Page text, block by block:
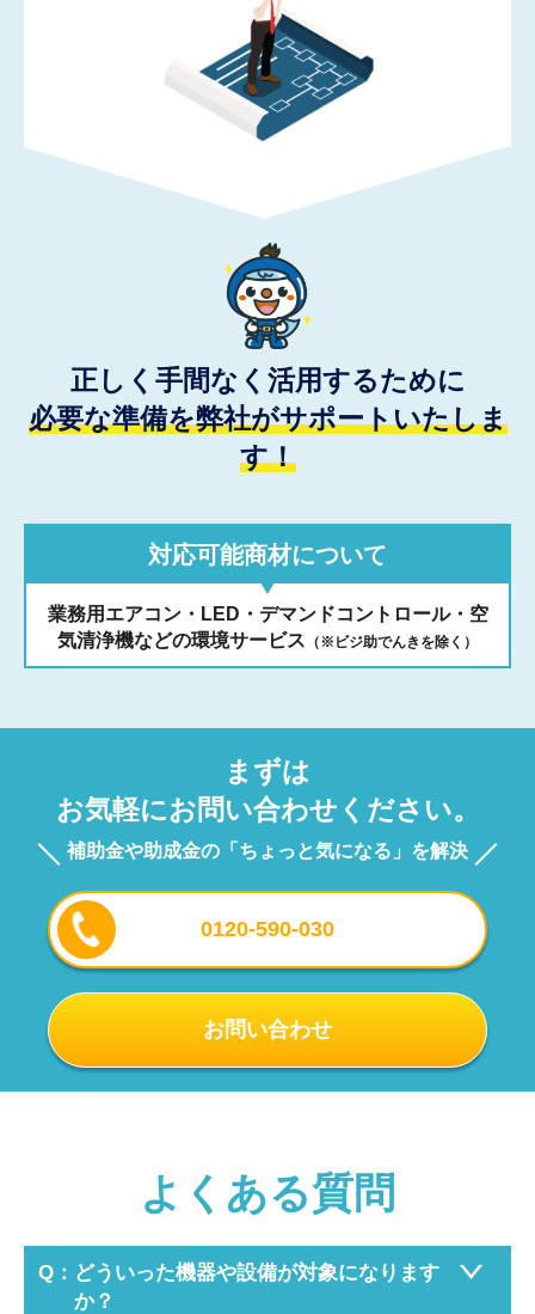
正しく手間なく活用するために
必要な準備を弊社がサポートいたしま
す！
対応可能商材について
業務用エアコン・LED・デマンドコントロール・空
気清浄機などの環境サービス （※ビジ助でんきを除く）
まずは
お気軽にお問い合わせください。
補助金や助成金の「ちょっと気になる」を解決
0120-590-030
お問い合わせ
よくある質問
どういった機器や設備が対象になります
か？